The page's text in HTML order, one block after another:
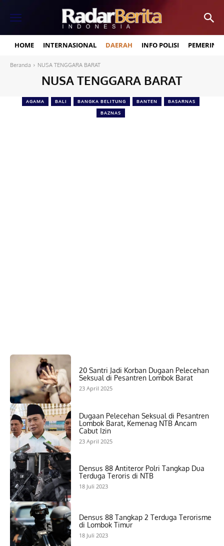
HOME INTERNASIONAL DAERAH INFO POLISI
Beranda NUSA TENGGARA BARAT
NUSA TENGGARA BARAT
AGAMA BALI BANGKA BELITUNG BANTEN BASARNAS
BAZNAS
20 Santri Jadi Korban Dugaan Pelecehan
Seksual di Pesantren Lombok Barat
23 April 2025
Dugaan Pelecehan Seksual di Pesantren
Lombok Barat, Kemenag NTB Ancam
Cabut Izin
23 April 2025
Densus 88 Antiteror Polri Tangkap Dua
Terduga Teroris di NTB
18 Juli 2023
Densus 88 Tangkap 2 Terduga Terorisme
di Lombok Timur
18 Juli 2023